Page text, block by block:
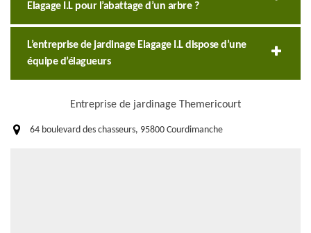
Elagage I.L pour l’abattage d’un arbre ?
L’entreprise de jardinage Elagage I.L dispose d’une
équipe d’élagueurs
Entreprise de jardinage Themericourt
64 boulevard des chasseurs, 95800 Courdimanche